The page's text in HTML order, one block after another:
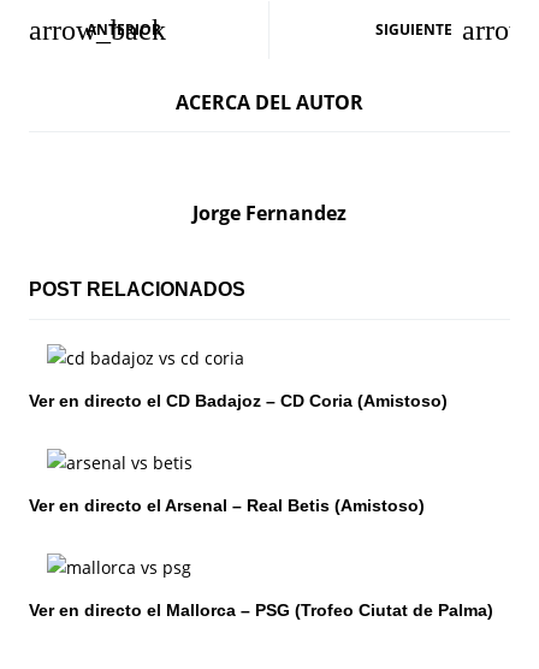
N
c
ó
d
e
n
ANTERIOR SIGUIENTE
ACERCA DEL AUTOR
Jorge Fernandez
POST RELACIONADOS
Ver en directo el CD Badajoz – CD Coria (Amistoso)
Ver en directo el Arsenal – Real Betis (Amistoso)
Ver en directo el Mallorca – PSG (Trofeo Ciutat de Palma)